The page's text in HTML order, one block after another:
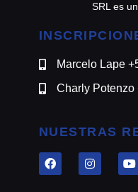
SRL es
Marcelo Lape
Charly Potenzo
NUESTRAS